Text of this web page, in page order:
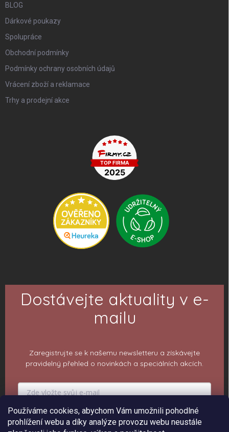
Používáme cookies, abychom Vám umožnili pohodlné
prohlížení webu a díky analýze provozu webu neustále
BLOG
Dárkové poukazy
Spolupráce
Obchodní podmínky
Podmínky ochrany osobních údajů
Vrácení zboží a reklamace
Trhy a prodejní akce
Dostávejte aktuality v e-
mailu
Zaregistrujte se k našemu newsletteru a získávejte
pravidelný přehled o novinkách a speciálních akcích.
PŘIHLÁSIT K ODBĚRU